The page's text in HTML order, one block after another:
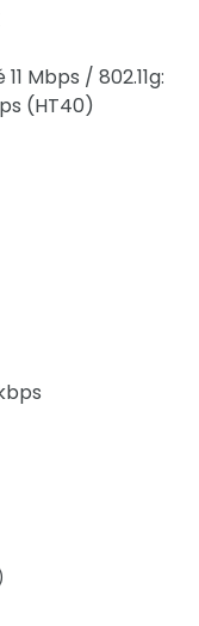
Mbps / 802.11g:
(HT40)